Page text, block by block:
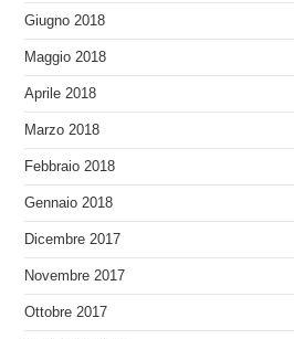
Giugno 2018
Maggio 2018
Aprile 2018
Marzo 2018
Febbraio 2018
Gennaio 2018
Dicembre 2017
Novembre 2017
Ottobre 2017